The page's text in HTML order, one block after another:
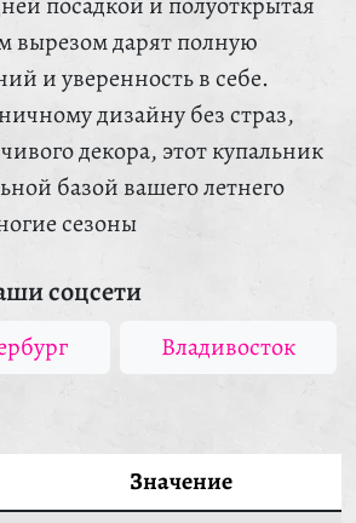
вырезом дарят полную
и уверенность в себе.
дизайну без страз,
декора, этот купальник
базой вашего летнего
сезоны
соцсети
Владивосток
Значение